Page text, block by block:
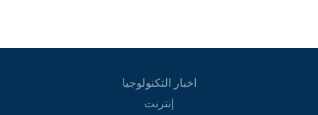
اخبار التكنولوجيا
إنترنت